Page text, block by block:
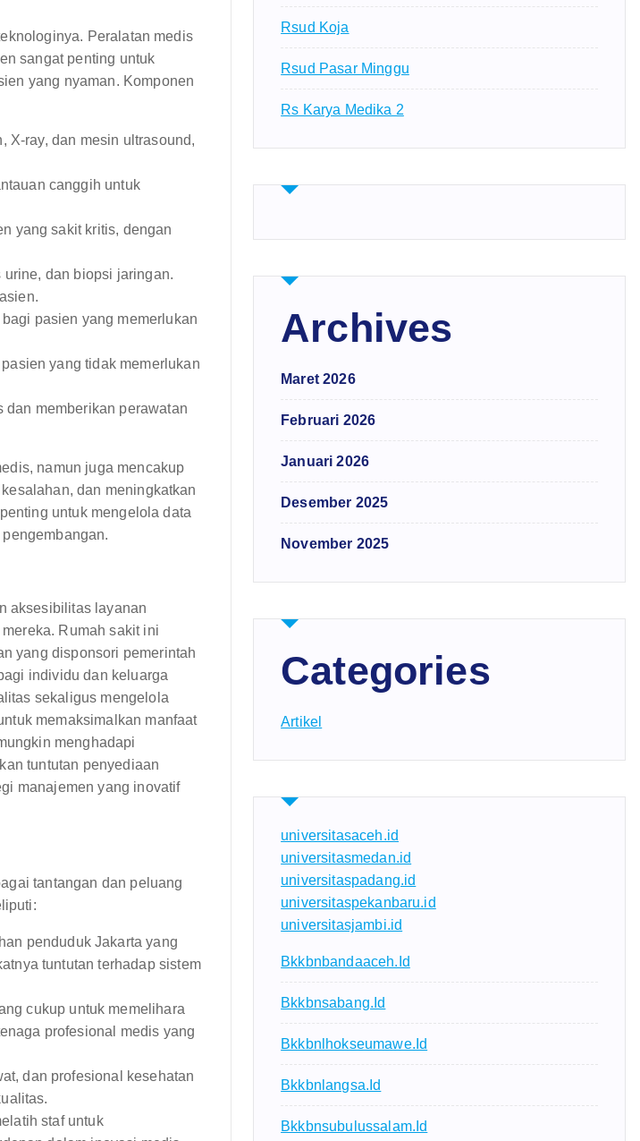
Peralatan medis
sangat penting untuk
yang nyaman. Komponen
X-ray, dan mesin ultrasound,
canggih untuk
yang sakit kritis, dengan
urine, dan biopsi jaringan.
pasien yang memerlukan
yang tidak memerlukan
dan memberikan perawatan
namun juga mencakup
dan meningkatkan
untuk mengelola data
aksesibilitas layanan
Rumah sakit ini
yang disponsori pemerintah
individu dan keluarga
sekaligus mengelola
memaksimalkan manfaat
menghadapi
tuntutan penyediaan
manajemen yang inovatif
tantangan dan peluang
penduduk Jakarta yang
tuntutan terhadap sistem
cukup untuk memelihara
profesional medis yang
dan profesional kesehatan
staf untuk
Rsud Koja
Rsud Pasar Minggu
Rs Karya Medika 2
Archives
Maret 2026
Februari 2026
Januari 2026
Desember 2025
November 2025
Categories
Artikel
universitasaceh.id
universitasmedan.id
universitaspadang.id
universitaspekanbaru.id
universitasjambi.id
Bkkbnbandaaceh.id
Bkkbnsabang.id
Bkkbnlhokseumawe.id
Bkkbnlangsa.id
Bkkbnsubulussalam.id